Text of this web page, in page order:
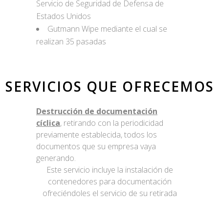
Servicio de Seguridad de Defensa de
Estados Unidos
Gutmann Wipe mediante el cual se
realizan 35 pasadas
SERVICIOS QUE OFRECEMOS
Destrucción de documentación
cíclica, retirando con la periodicidad
previamente establecida, todos los
documentos que su empresa vaya
generando.
Este servicio incluye la instalación de
contenedores para documentación
ofreciéndoles el servicio de su retirada